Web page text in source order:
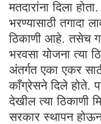
मतदारांना दिला
भरण्यासाठी तगादा
ठिकाणी आहे. तसेच
भरवसा योजना त्या
अंतर्गत एका एकर
काँग्रेसने दिले होते.
देखील त्या ठिकाणी
सरकार स्थापन